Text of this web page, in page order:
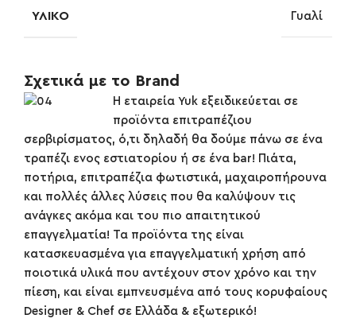
ΥΛΙΚΌ Γυαλί
Σχετικά με το Brand
Η εταιρεία Yuk εξειδικεύεται σε
προϊόντα επιτραπέζιου
σερβιρίσματος, ό,τι δηλαδή θα δούμε πάνω σε ένα
τραπέζι ενος εστιατορίου ή σε ένα bar! Πιάτα,
ποτήρια, επιτραπέζια φωτιστικά, μαχαιροπήρουνα
και πολλές άλλες λύσεις που θα καλύψουν τις
ανάγκες ακόμα και του πιο απαιτητικού
επαγγελματία! Τα προϊόντα της είναι
κατασκευασμένα για επαγγελματική χρήση από
ποιοτικά υλικά που αντέχουν στον χρόνο και την
πίεση, και είναι εμπνευσμένα από τους κορυφαίους
Designer & Chef σε Ελλάδα & εξωτερικό!